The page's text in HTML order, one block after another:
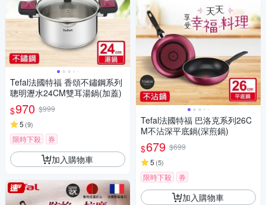
Tefal法國特福 香頌不鏽鋼系列
聰明瀝水24CM雙耳湯鍋(加蓋)
$970 $999
5 (9)
限時下殺 券
加入購物車
Tefal法國特福 巴洛克系列26C
M不沾深平底鍋(深煎鍋)
$679 $699
5 (5)
限時下殺 券
加入購物車